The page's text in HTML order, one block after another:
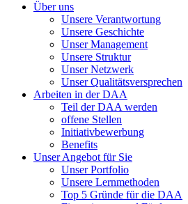
Über uns
Unsere Verantwortung
Unsere Geschichte
Unser Management
Unsere Struktur
Unser Netzwerk
Unser Qualitätsversprechen
Arbeiten in der DAA
Teil der DAA werden
offene Stellen
Initiativbewerbung
Benefits
Unser Angebot für Sie
Unser Portfolio
Unsere Lernmethoden
Top 5 Gründe für die DAA